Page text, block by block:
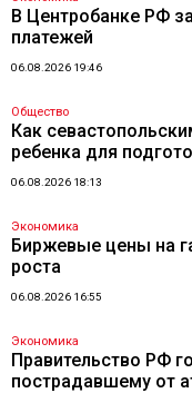
В Центробанке РФ
платежей
06.08.2026 19:46
Общество
Как
ребенка для
06.08.2026 18:13
Экономика
Биржевые цены на
роста
06.08.2026 16:55
Экономика
Правительство РФ
пострадавшему от